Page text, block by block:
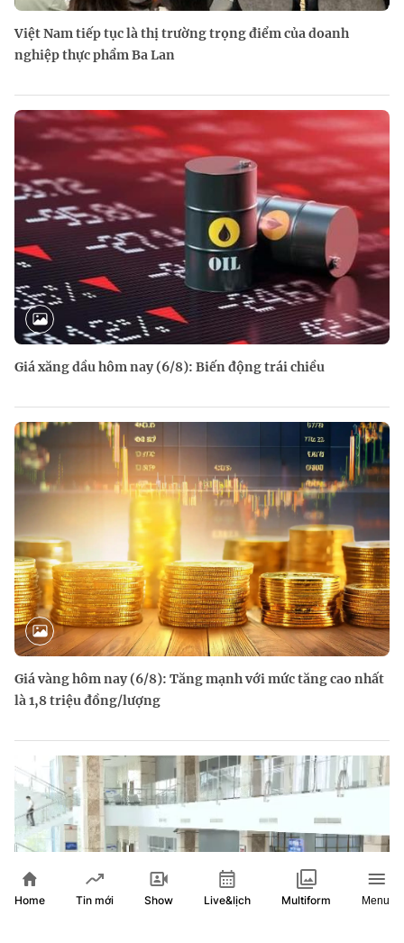
Việt Nam tiếp tục là thị trường trọng điểm của doanh
nghiệp thực phẩm Ba Lan
Giá xăng dầu hôm nay (6/8): Biến động trái chiều
Giá vàng hôm nay (6/8): Tăng mạnh với mức tăng cao nhất
là 1,8 triệu đồng/lượng
Home Tin mới Show Live&lịch Multiform Menu